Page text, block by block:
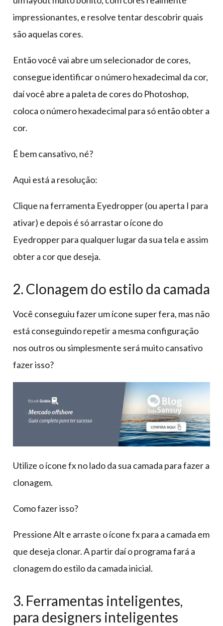
impressionantes, e resolve tentar descobrir quais
são aquelas cores.
Então você vai abre um selecionador de cores,
consegue identificar o número hexadecimal da cor,
daí você abre a paleta de cores do Photoshop,
coloca o número hexadecimal para só então obter a
cor.
É bem cansativo, né?
Aqui está a resolução:
Clique na ferramenta Eyedropper (ou aperta I para
ativar) e depois é só arrastar o ícone do
Eyedropper para qualquer lugar da sua tela e assim
obter a cor que deseja.
2. Clonagem do estilo da camada
Você conseguiu fazer um ícone super fera, mas não
está conseguindo repetir a mesma configuração
nos outros ou simplesmente será muito cansativo
fazer isso?
Utilize o ícone fx no lado da sua camada para fazer a
clonagem.
Como fazer isso?
Pressione Alt e arraste o ícone fx para a camada em
que deseja clonar. A partir daí o programa fará a
clonagem do estilo da camada inicial.
3. Ferramentas inteligentes,
para designers inteligentes